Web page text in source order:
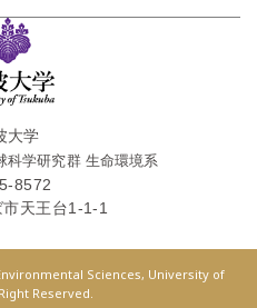
大学
科学研究群 生命環境系
8572
市天王台1-1-1
Sciences, University of
Reserved.